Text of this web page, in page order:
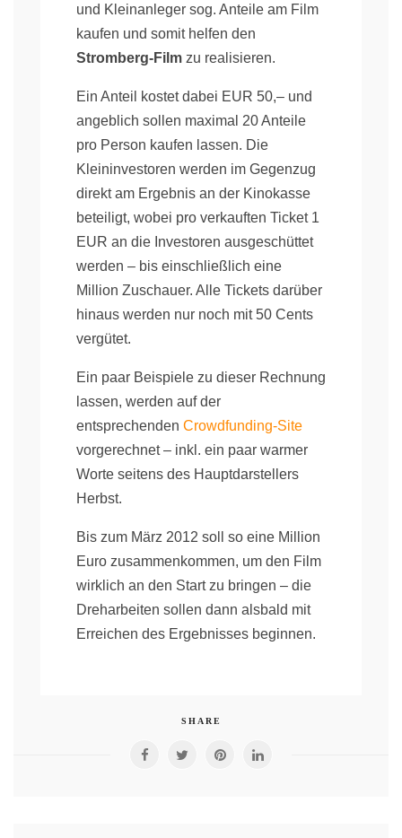
und Kleinanleger sog. Anteile am Film
kaufen und somit helfen den
Stromberg-Film zu realisieren.
Ein Anteil kostet dabei EUR 50,– und
angeblich sollen maximal 20 Anteile
pro Person kaufen lassen. Die
Kleininvestoren werden im Gegenzug
direkt am Ergebnis an der Kinokasse
beteiligt, wobei pro verkauften Ticket 1
EUR an die Investoren ausgeschüttet
werden – bis einschließlich eine
Million Zuschauer. Alle Tickets darüber
hinaus werden nur noch mit 50 Cents
vergütet.
Ein paar Beispiele zu dieser Rechnung
lassen, werden auf der
entsprechenden Crowdfunding-Site
vorgerechnet – inkl. ein paar warmer
Worte seitens des Hauptdarstellers
Herbst.
Bis zum März 2012 soll so eine Million
Euro zusammenkommen, um den Film
wirklich an den Start zu bringen – die
Dreharbeiten sollen dann alsbald mit
Erreichen des Ergebnisses beginnen.
SHARE